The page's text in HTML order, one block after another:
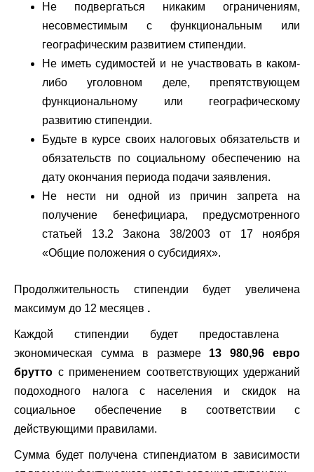
Не подвергаться никаким ограничениям,
несовместимым с функциональным или
географическим развитием стипендии.
Не иметь судимостей и не участвовать в каком-
либо уголовном деле, препятствующем
функциональному или географическому
развитию стипендии.
Будьте в курсе своих налоговых обязательств и
обязательств по социальному обеспечению на
дату окончания периода подачи заявления.
Не нести ни одной из причин запрета на
получение бенефициара, предусмотренного
статьей 13.2 Закона 38/2003 от 17 ноября
«Общие положения о субсидиях».
Продолжительность стипендии будет увеличена
максимум до 12 месяцев .
Каждой стипендии будет предоставлена ​​
экономическая сумма в размере 13 980,96 евро
брутто с применением соответствующих удержаний
подоходного налога с населения и скидок на
социальное обеспечение в соответствии с
действующими правилами.
Сумма будет получена стипендиатом в зависимости